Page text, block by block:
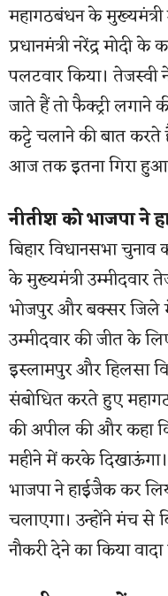
महागठबंधन के मुख्यमंत्री
प्रधानमंत्री नरेंद्र मोदी
पलटवार किया। तेजस्वी
जाते हैं तो फैक्ट्री
कट्टे चलाने की बात करते
आज तक इतना गिरा हुआ
नीतीश को भाजपा ने
बिहार विधानसभा
के मुख्यमंत्री उम्मीदवार
भोजपुर और बक्सर
उम्मीदवार की जीत के
इस्लामपुर और हिलसा
संबोधित करते हुए
की अपील की और कहा
महीने में करके
भाजपा ने हाईजैक कर
चलाएगा। उन्होंने मंच से
नौकरी देने का किया